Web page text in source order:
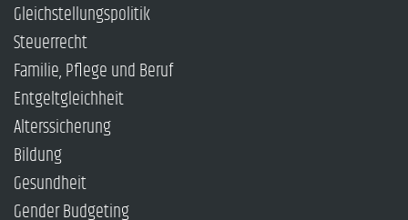
Gleichstellungspolitik
Steuerrecht
Familie, Pflege und Beruf
Entgeltgleichheit
Alterssicherung
Bildung
Gesundheit
Gender Budgeting